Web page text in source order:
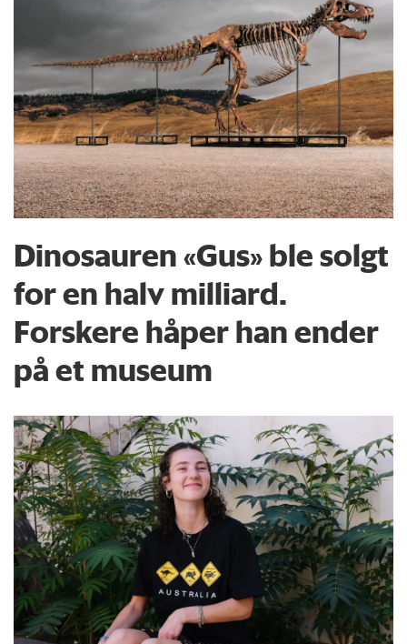
Dinosauren «Gus» ble solgt
for en halv milliard.
Forskere håper han ender
på et museum